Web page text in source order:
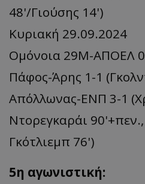
48'/Γιούσης 14')
Κυριακή 29.09.2024
Ομόνοια 29Μ-ΑΠΟΕΛ
Πάφος-Άρης 1-1
Απόλλωνας-ΕΝΠ 3-1
Ντορεγκαράι
Γκότλιεμπ 76')
5η αγωνιστική: